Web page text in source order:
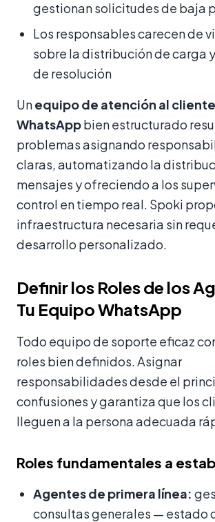
gestionan solicitudes de baja
Los responsables carecen de
sobre la distribución de carga
de resolución
Unequipo de atención al
WhatsAppbien estructurado
problemas asignando
claras, automatizando la
mensajes y ofreciendo a los
control en tiempo real. Spoki
infraestructura necesaria sin
desarrollo personalizado.
Definir los Roles de los
Tu Equipo WhatsApp
Todo equipo de soporte eficaz
roles bien definidos. Asignar
responsabilidades desde el
confusiones y garantiza que los
lleguen a la persona adecuada
Roles fundamentales a
Agentes de primera línea:
consultas generales — estado